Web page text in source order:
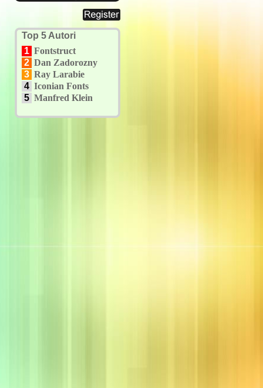
Top 5 Autori
1 Fontstruct
2 Dan Zadorozny
3 Ray Larabie
4 Iconian Fonts
5 Manfred Klein